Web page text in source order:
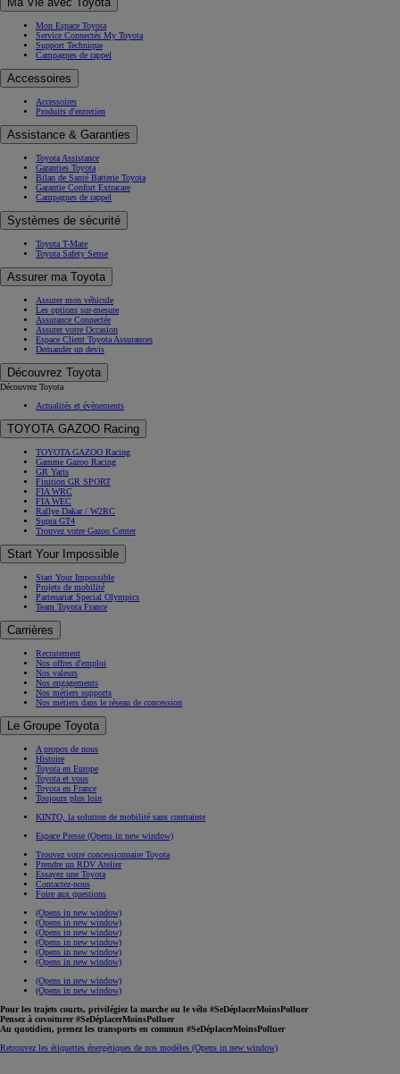
Mon Espace Toyota
Service Connectés My Toyota
Support Technique
Campagnes de rappel
Accessoires
Accessoires
Produits d'entretien
Assistance & Garanties
Toyota Assistance
Garanties Toyota
Bilan de Santé Batterie Toyota
Garantie Confort Extracare
Campagnes de rappel
Systèmes de sécurité
Toyota T-Mate
Toyota Safety Sense
Assurer ma Toyota
Assurer mon véhicule
Les options sur-mesure
Assurance Connectée
Assurer votre Occasion
Espace Client Toyota Assurances
Demander un devis
Découvrez Toyota
Découvrez Toyota
Actualités et évènements
TOYOTA GAZOO Racing
TOYOTA GAZOO Racing
Gamme Gazoo Racing
GR Yaris
Finition GR SPORT
FIA WRC
FIA WEC
Rallye Dakar / W2RC
Supra GT4
Trouvez votre Gazoo Center
Start Your Impossible
Start Your Impossible
Projets de mobilité
Partenariat Special Olympics
Team Toyota France
Carrières
Recrutement
Nos offres d'emploi
Nos valeurs
Nos engagements
Nos métiers supports
Nos métiers dans le réseau de concession
Le Groupe Toyota
A propos de nous
Histoire
Toyota en Europe
Toyota et vous
Toyota en France
Toujours plus loin
KINTO, la solution de mobilité sans contrainte
Espace Presse (Opens in new window)
Trouvez votre concessionnaire Toyota
Prendre un RDV Atelier
Essayez une Toyota
Contactez-nous
Foire aux questions
(Opens in new window)
(Opens in new window)
(Opens in new window)
(Opens in new window)
(Opens in new window)
(Opens in new window)
(Opens in new window)
(Opens in new window)
Pour les trajets courts, privilégiez la marche ou le vélo #SeDéplacerMoinsPolluer
Pensez à covoiturer #SeDéplacerMoinsPolluer
Au quotidien, prenez les transports en commun #SeDéplacerMoinsPolluer
Retrouvez les étiquettes énergétiques de nos modèles (Opens in new window)